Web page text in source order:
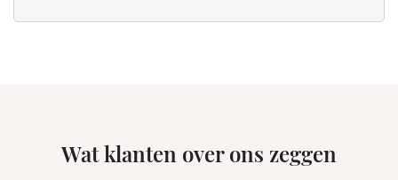
Wat klanten over ons zeggen